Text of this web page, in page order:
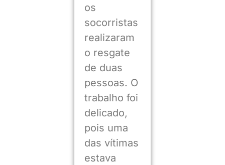
os
socorristas
realizaram
o resgate
de duas
pessoas. O
trabalho foi
delicado,
pois uma
das vítimas
estava